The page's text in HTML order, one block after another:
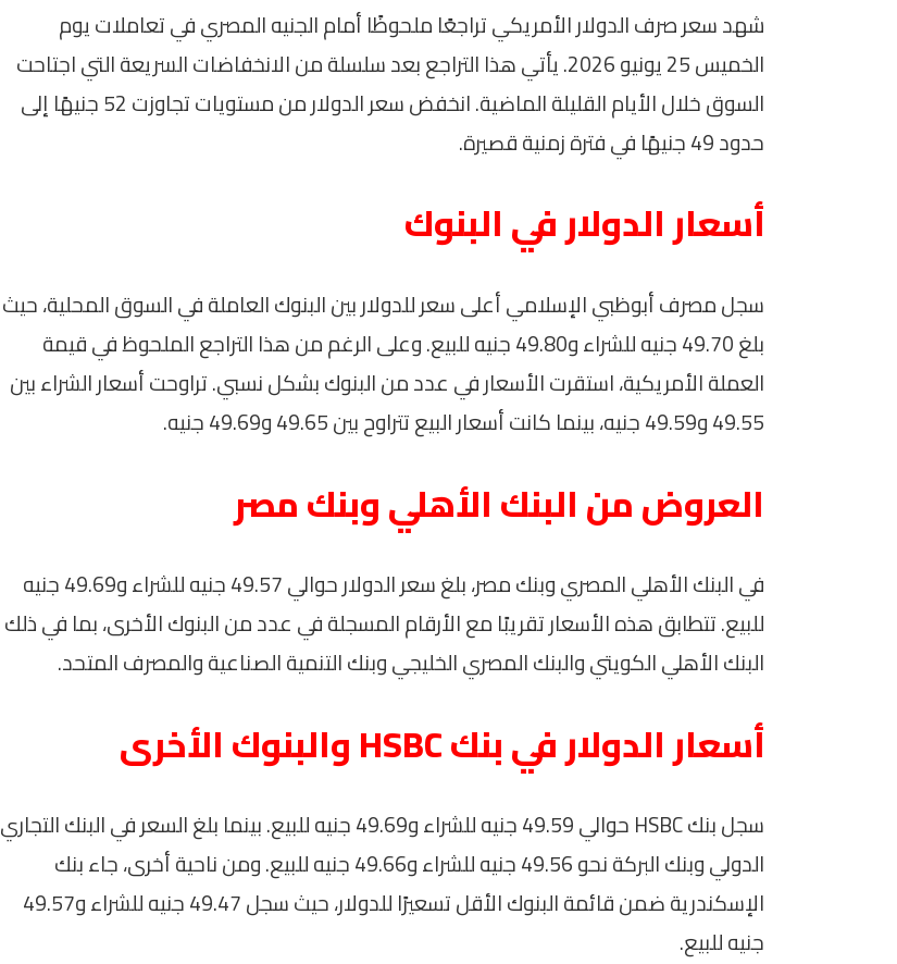
شهد سعر صرف الدولار الأمريكي تراجعًا ملحوظًا أمام الجنيه المصري في تعاملات يوم
الخميس 25 يونيو 2026. يأتي هذا التراجع بعد سلسلة من الانخفاضات السريعة التي اجتاحت
السوق خلال الأيام القليلة الماضية. انخفض سعر الدولار من مستويات تجاوزت 52 جنيهًا إلى
حدود 49 جنيهًا في فترة زمنية قصيرة.
أسعار الدولار في البنوك
سجل مصرف أبوظبي الإسلامي أعلى سعر للدولار بين البنوك العاملة في السوق المحلية، حيث
بلغ 49.70 جنيه للشراء و49.80 جنيه للبيع. وعلى الرغم من هذا التراجع الملحوظ في قيمة
العملة الأمريكية، استقرت الأسعار في عدد من البنوك بشكل نسبي. تراوحت أسعار الشراء بين
49.55 و49.59 جنيه، بينما كانت أسعار البيع تتراوح بين 49.65 و49.69 جنيه.
العروض من البنك الأهلي وبنك مصر
في البنك الأهلي المصري وبنك مصر، بلغ سعر الدولار حوالي 49.57 جنيه للشراء و49.69 جنيه
للبيع. تتطابق هذه الأسعار تقريبًا مع الأرقام المسجلة في عدد من البنوك الأخرى، بما في ذلك
البنك الأهلي الكويتي والبنك المصري الخليجي وبنك التنمية الصناعية والمصرف المتحد.
أسعار الدولار في بنك HSBC والبنوك الأخرى
سجل بنك HSBC حوالي 49.59 جنيه للشراء و49.69 جنيه للبيع. بينما بلغ السعر في البنك التجاري
الدولي وبنك البركة نحو 49.56 جنيه للشراء و49.66 جنيه للبيع. ومن ناحية أخرى، جاء بنك
الإسكندرية ضمن قائمة البنوك الأقل تسعيرًا للدولار، حيث سجل 49.47 جنيه للشراء و49.57
جنيه للبيع.